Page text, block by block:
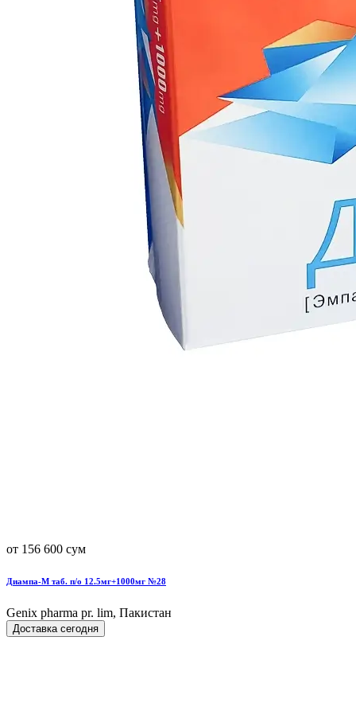
от 156 600 сум
Диампа-М таб. п/о 12.5мг+1000мг №28
Genix pharma pr. lim, Пакистан
Доставка сегодня